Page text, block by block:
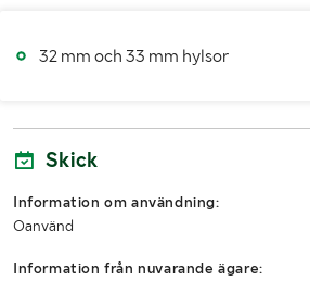
32 mm och 33 mm hylsor
Skick
Information om användning:
Oanvänd
Information från nuvarande ägare: